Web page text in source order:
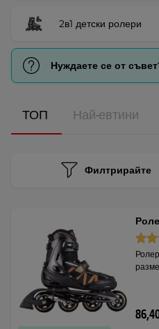
2в1 детски ролери
Нуждаете се от
ТОП Най-евтини
Филтрирайте